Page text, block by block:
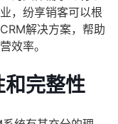
，纷享销客可以根
解决方案，帮助
效率。
完整性